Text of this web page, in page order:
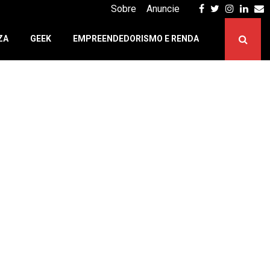
Facebook
Twitter
Sobre Anuncie
GEEK EMPREENDEDORISMO E RENDA